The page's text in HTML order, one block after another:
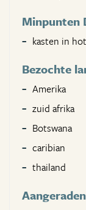
Minpunten
kasten in
Bezochte
Amerika
zuid afrika
Botswana
caribian
thailand